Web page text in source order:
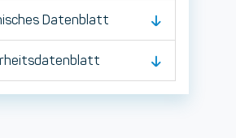
Datenblatt